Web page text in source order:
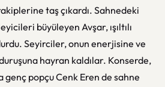
taş çıkardı. Sahnedeki
büyüleyen Avşar, ışıltılı
Seyirciler, onun enerjisine ve
hayran kaldılar. Konserde,
genç popçu Cenk Eren de sahne